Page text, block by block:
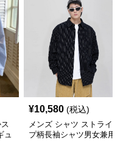
ュ
¥10,580 (税込)
メンズ シャツ ストライ
プ柄長袖シャツ男女兼用